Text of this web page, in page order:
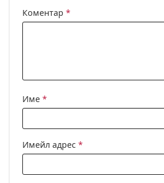
Предназначение:
Коментар *
Име *
Имейл адрес *